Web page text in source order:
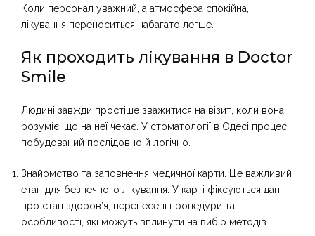
Коли персонал уважний, а атмосфера спокійна,
лікування переноситься набагато легше.
Як проходить лікування в Doctor
Smile
Людині завжди простіше зважитися на візит, коли вона
розуміє, що на неї чекає. У стоматології в Одесі процес
побудований послідовно й логічно.
Знайомство та заповнення медичної карти. Це важливий
етап для безпечного лікування. У карті фіксуються дані
про стан здоров’я, перенесені процедури та
особливості, які можуть вплинути на вибір методів.